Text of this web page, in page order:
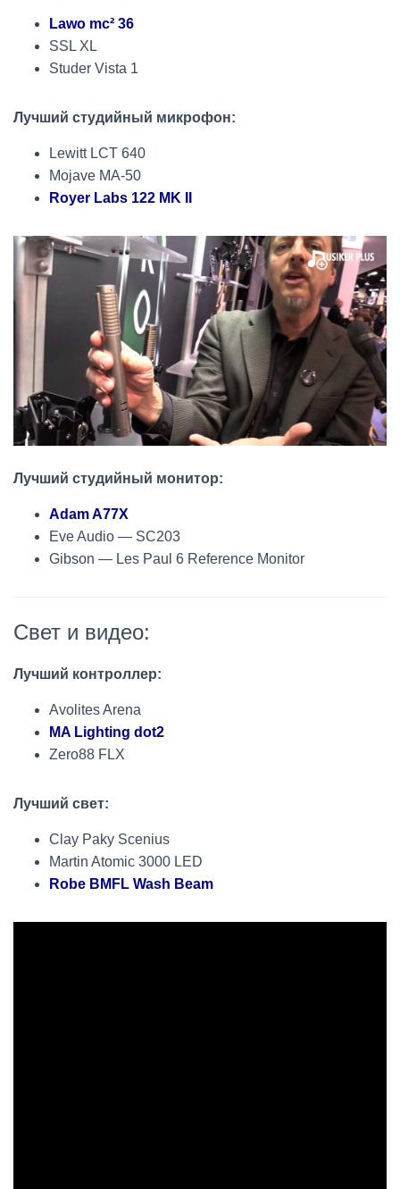
Lawo mc² 36
SSL XL
Studer Vista 1
Лучший студийный микрофон:
Lewitt LCT 640
Mojave MA-50
Royer Labs 122 MK II
Лучший студийный монитор:
Adam A77X
Eve Audio — SC203
Gibson — Les Paul 6 Reference Monitor
Свет и видео:
Лучший контроллер:
Avolites Arena
MA Lighting dot2
Zero88 FLX
Лучший свет:
Clay Paky Scenius
Martin Atomic 3000 LED
Robe BMFL Wash Beam